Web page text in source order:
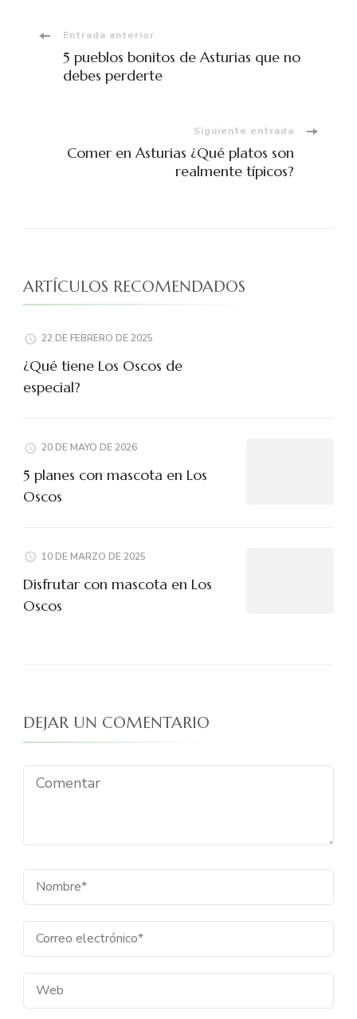
Entrada anterior
5 pueblos bonitos de Asturias que no
debes perderte
Siguiente entrada
Comer en Asturias ¿Qué platos son
realmente típicos?
ARTÍCULOS RECOMENDADOS
22 DE FEBRERO DE 2025
¿Qué tiene Los Oscos de
especial?
20 DE MAYO DE 2026
5 planes con mascota en Los
Oscos
10 DE MARZO DE 2025
Disfrutar con mascota en Los
Oscos
DEJAR UN COMENTARIO